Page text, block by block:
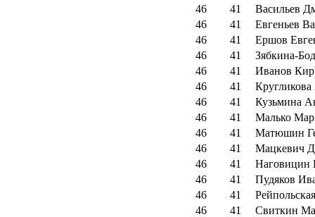
46
41
Васильев
46
41
Евгеньев
46
41
Ершов
46
41
Зябкина-
46
41
Иванов
46
41
46
41
Кузьмина
46
41
Малько
46
41
Матюшин
46
41
Мацкевич
46
41
Наговицин
46
41
Пудяков
46
41
46
41
Свиткин